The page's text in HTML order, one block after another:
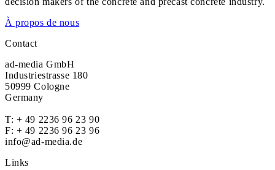
À propos de nous
Contact
ad-media GmbH
Industriestrasse 180
50999 Cologne
Germany
T: + 49 2236 96 23 90
F: + 49 2236 96 23 96
info@ad-media.de
Links